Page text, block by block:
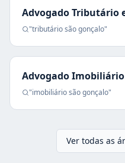
Advogado Tributário
"tributáriosão gonçalo"
Advogado Imobiliário
"imobiliáriosão gonçalo"
Ver todas as